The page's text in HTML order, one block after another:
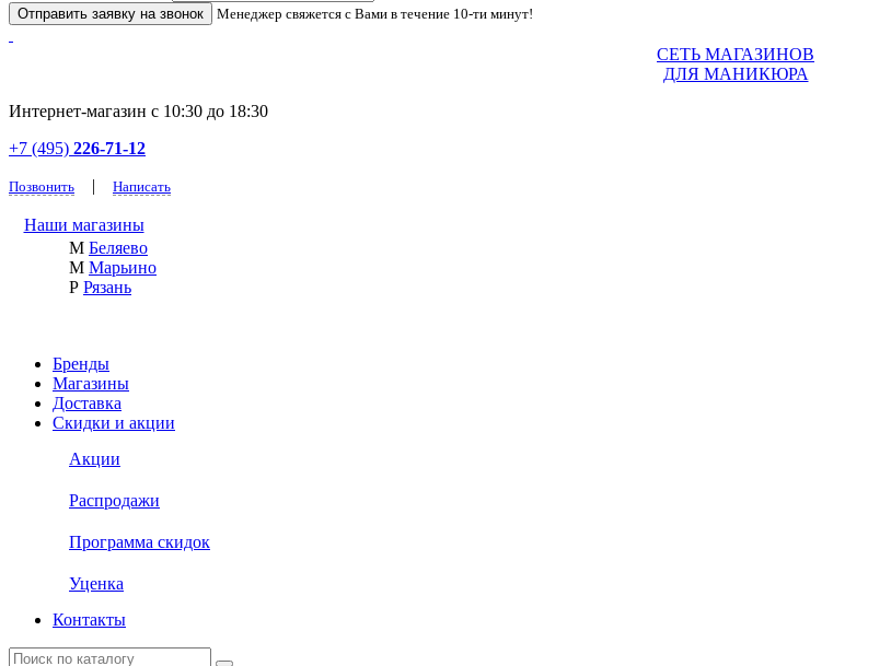
Менеджер свяжется с Вами в течение 10-ти минут!
СЕТЬ МАГАЗИНОВ
ДЛЯ МАНИКЮРА
Интернет-магазин с 10:30 до 18:30
+7 (495) 226-71-12
Позвонить | Написать
Наши магазины
М Беляево
М Марьино
Р Рязань
Бренды
Магазины
Доставка
Скидки и акции
Акции
Распродажи
Программа скидок
Уценка
Контакты